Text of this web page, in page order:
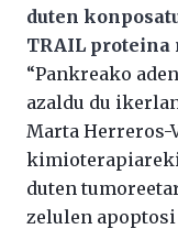
duten
TRAIL
“Pankreako
azaldu du
Marta Herreros-
duten
zelulen